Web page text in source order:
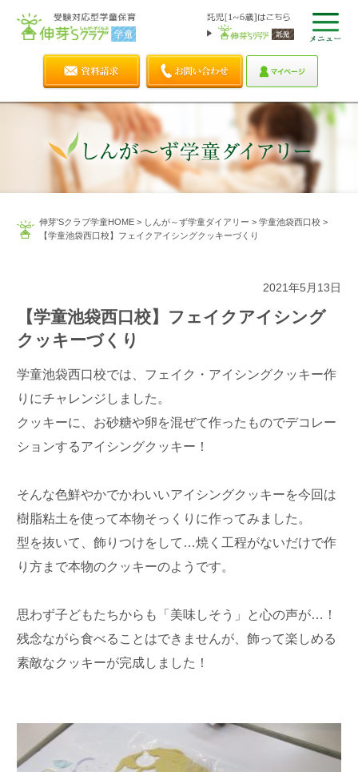
伸芽'Sクラブ学童HOME> しんが～ず学童ダイアリー > 学童池袋西口校>
【学童池袋西口校】フェイクアイシングクッキーづくり
2021年5月13日
【学童池袋西口校】フェイクアイシング
クッキーづくり
学童池袋西口校では、フェイク・アイシングクッキー作
りにチャレンジしました。
クッキーに、お砂糖や卵を混ぜて作ったものでデコレー
ションするアイシングクッキー！
そんな色鮮やかでかわいいアイシングクッキーを今回は
樹脂粘土を使って本物そっくりに作ってみました。
型を抜いて、飾りつけをして…焼く工程がないだけで作
り方まで本物のクッキーのようです。
思わず子どもたちからも「美味しそう」と心の声が…！
残念ながら食べることはできませんが、飾って楽しめる
素敵なクッキーが完成しました！